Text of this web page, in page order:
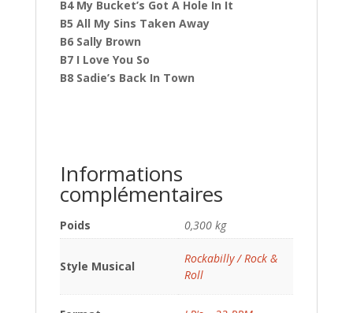
B4 My Bucket’s Got A Hole In It
B5 All My Sins Taken Away
B6 Sally Brown
B7 I Love You So
B8 Sadie’s Back In Town
Informations
complémentaires
Poids 0,300 kg
Style Musical
Rockabilly / Rock &
Roll